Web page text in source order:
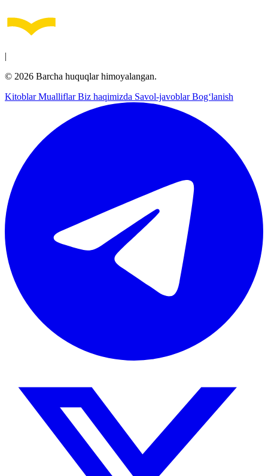
|
© 2026 Barcha huquqlar himoyalangan.
KitoblarMualliflarBiz haqimizda Savol-javoblarBog‘lanish